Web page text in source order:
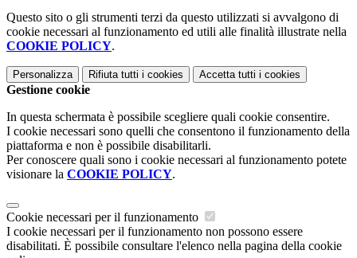
Questo sito o gli strumenti terzi da questo utilizzati si avvalgono di
cookie necessari al funzionamento ed utili alle finalità illustrate nella
COOKIE POLICY.
Personalizza Rifiuta tutti i cookies Accetta tutti i cookies
Gestione cookie
In questa schermata è possibile scegliere quali cookie consentire.
I cookie necessari sono quelli che consentono il funzionamento della
piattaforma e non è possibile disabilitarli.
Per conoscere quali sono i cookie necessari al funzionamento potete
visionare la COOKIE POLICY.
Cookie necessari per il funzionamento
I cookie necessari per il funzionamento non possono essere
disabilitati. È possibile consultare l'elenco nella pagina della cookie